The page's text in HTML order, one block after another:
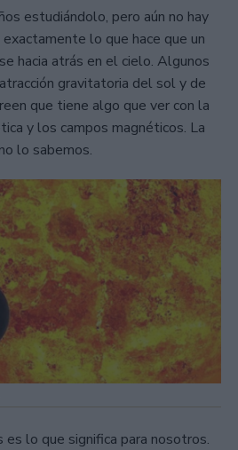
estudiándolo, pero aún no hay
lo que hace que un
hacia atrás en el cielo. Algunos
gravitatoria del sol y de
que tiene algo que ver con la
y los campos magnéticos. La
lo sabemos.
es lo que significa para nosotros.